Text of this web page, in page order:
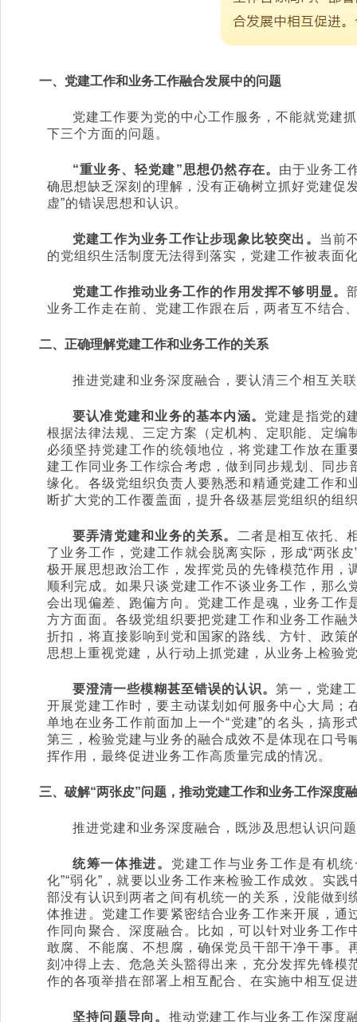
一、党建工作和业务工作融合发展中的问题
党建工作要为党的中心工作服务，不能就党建
下三个方面的问题。
“重业务、轻党建”思想仍然存在。 由于业务工
确思想缺乏深刻的理解，没有正确树立抓好党建促
虚”的错误思想和认识。
党建工作为业务工作让步现象比较突出。 当前
的党组织生活制度无法得到落实，党建工作被表面
党建工作推动业务工作的作用发挥不够明显。
业务工作走在前、党建工作跟在后，两者互不结合
二、正确理解党建工作和业务工作的关系
推进党建和业务深度融合，要认清三个相互关
要认准党建和业务的基本内涵。 党建是指党的
根据法律法规、三定方案（定机构、定职能、定
必须坚持党建工作的统领地位，将党建工作放在
建工作同业务工作综合考虑，做到同步规划、同
缘化。各级党组织负责人要熟悉和精通党建工作
断扩大党的工作覆盖面，提升各级基层党组织的组
要弄清党建和业务的关系。
二者是相互依托、
了业务工作，党建工作就会脱离实际，形成“两张
极开展思想政治工作，发挥党员的先锋模范作用
顺利完成。如果只谈党建工作不谈业务工作，那
会出现偏差、跑偏方向。党建工作是魂，业务工
方方面面。各级党组织要把党建工作和业务工作
折扣，将直接影响到党和国家的路线、方针、政
思想上重视党建，从行动上抓党建，从业务上检验
要澄清一些模糊甚至错误的认识。第一，党建
开展党建工作时，要主动谋划如何服务中心大局
单地在业务工作前面加上一个“党建”的名头，搞
第三，检验党建与业务的融合成效不是体现在口
挥作用，最终促进业务工作高质量完成的情况。
三、破解“两张皮”问题，推动党建工作和业务工作深度
推进党建和业务深度融合，既涉及思想认识问
统筹一体推进。 党建工作与业务工作是有机
化”“弱化”，就要以业务工作来检验工作成效。实
部没有认识到两者之间有机统一的关系，没能做
体推进。党建工作要紧密结合业务工作来开展，
作同向聚合、深度融合。比如，可以针对业务工
敢腐、不能腐、不想腐，确保党员干部干净干事
刻冲得上去、危急关头豁得出来，充分发挥先锋
作的各项举措在部署上相互配合、在实施中相互促
坚持问题导向。 推动党建工作与业务工作深度